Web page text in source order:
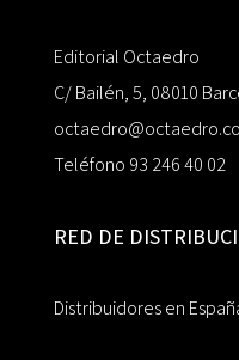
Editorial Octaedro
C/ Bailén, 5, 08010
Teléfono 93 246 40 02
RED DE
Distribuidores en